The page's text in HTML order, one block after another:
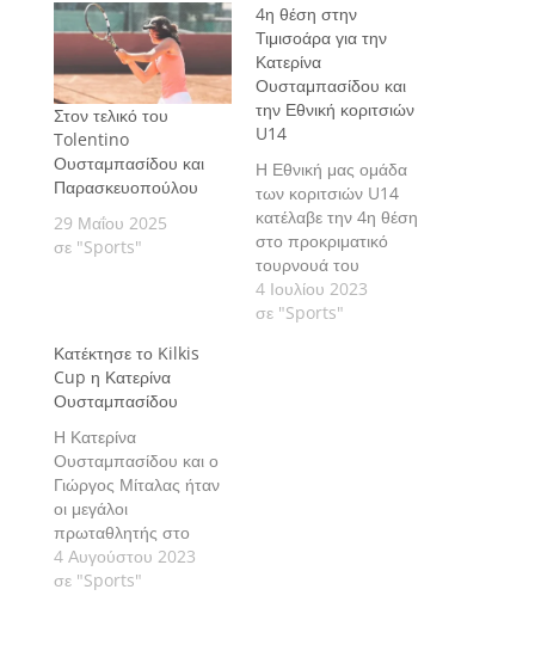
Στον τελικό του
Tolentino
Ουσταμπασίδου και
Παρασκευοπούλου
29 Μαΐου 2025
σε "Sports"
4η θέση στην
Τιμισοάρα για την
Κατερίνα
Ουσταμπασίδου και
την Εθνική κοριτσιών
U14
Η Εθνική μας ομάδα
των κοριτσιών U14
κατέλαβε την 4η θέση
στο προκριματικό
τουρνουά του
Ευρωπαϊκού
Πρωταθλήματος
4 Ιουλίου 2023
σε "Sports"
Κατέκτησε το Kilkis
Cup η Κατερίνα
Ουσταμπασίδου
Η Κατερίνα
Ουσταμπασίδου και ο
Γιώργος Μίταλας ήταν
οι μεγάλοι
πρωταθλητής στο
διεθνές τουρνουά της
Tennis Europe που
4 Αυγούστου 2023
σε "Sports"